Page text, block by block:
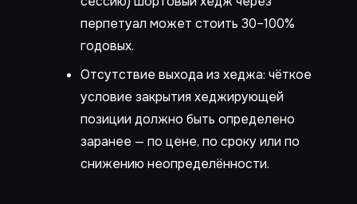
перпетуал может стоить 30–100%
годовых.
Отсутствие выхода из хеджа: чёткое
условие закрытия хеджирующей
позиции должно быть определено
заранее — по цене, по сроку или по
снижению неопределённости.